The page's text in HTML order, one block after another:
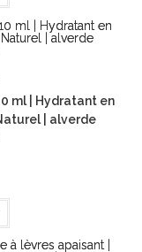
ml | Hydratant en
| alverde